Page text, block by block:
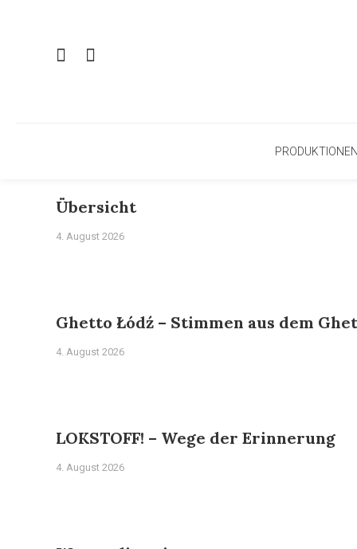
Übersicht
4. August 2026
Ghetto Łódź – Stimmen aus dem
4. August 2026
LOKSTOFF! – Wege der Erinnerung
4. August 2026